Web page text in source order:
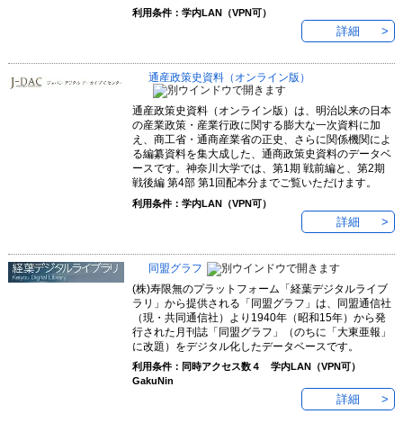
利用条件：学内LAN（VPN可）
詳細
通産政策史資料（オンライン版）
通産政策史資料（オンライン版）は、明治以来の日本
の産業政策・産業行政に関する膨大な一次資料に加
え、商工省・通商産業省の正史、さらに関係機関によ
る編纂資料を集大成した、通商政策史資料のデータベ
ースです。神奈川大学では、第1期 戦前編と、第2期
戦後編 第4部 第1回配本分までご覧いただけます。
利用条件：学内LAN（VPN可）
詳細
同盟グラフ
(株)寿限無のプラットフォーム「経葉デジタルライブ
ラリ」から提供される「同盟グラフ」は、同盟通信社
（現・共同通信社）より1940年（昭和15年）から発
行された月刊誌「同盟グラフ」（のちに「大東亜報」
に改題）をデジタル化したデータベースです。
利用条件：同時アクセス数４ 学内LAN（VPN可）
GakuNin
詳細